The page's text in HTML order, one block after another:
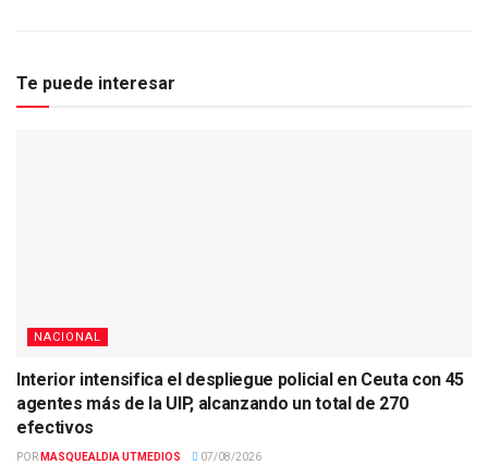
Te puede interesar
NACIONAL
Interior intensifica el despliegue policial en Ceuta con 45
agentes más de la UIP, alcanzando un total de 270
efectivos
POR MASQUEALDIA UTMEDIOS 07/08/2026